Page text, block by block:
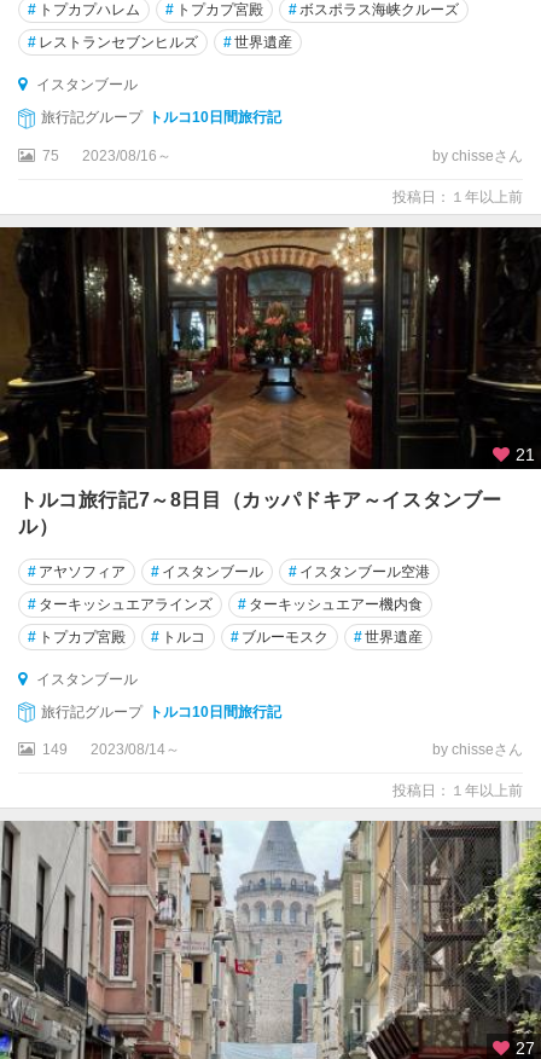
# トプカプハレム # トプカプ宮殿 #ボスポラス海峡クルーズ
# レストランセブンヒルズ #世界遺産
イスタンブール
旅行記グループ
トルコ10日間旅行記
75 2023/08/16～ by chisseさん
投稿日：１年以上前
21
トルコ旅行記7～8日目（カッパドキア～イスタンブー
ル）
# アヤソフィア # イスタンブール # イスタンブール空港
# ターキッシュエアラインズ # ターキッシュエアー機内食
# トプカプ宮殿 # トルコ # ブルーモスク #世界遺産
イスタンブール
旅行記グループ
トルコ10日間旅行記
149 2023/08/14～ by chisseさん
投稿日：１年以上前
27